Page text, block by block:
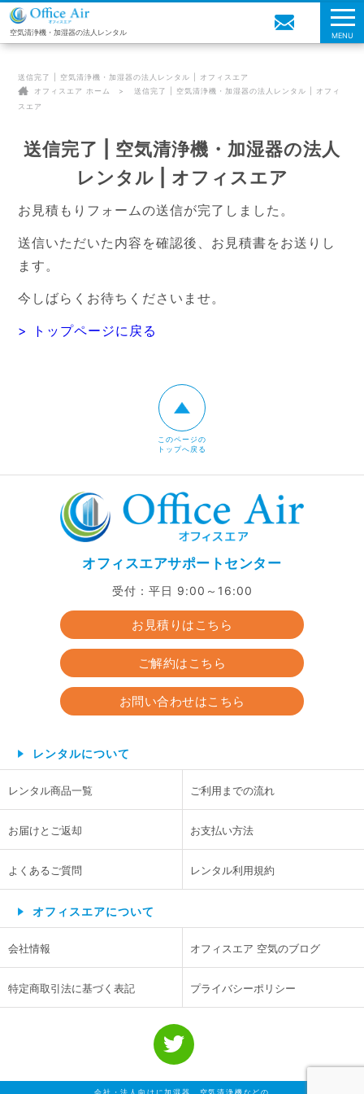
空気清浄機・加湿器の法人レンタル MENU
送信完了 | 空気清浄機・加湿器の法人レンタル | オフィスエア
オフィスエア ホーム
送信完了 | 空気清浄機・加湿器の法人レンタル | オフィ
スエア
送信完了 | 空気清浄機・加湿器の法人
レンタル | オフィスエア
お見積もりフォームの送信が完了しました。
送信いただいた内容を確認後、お見積書をお送りし
ます。
今しばらくお待ちくださいませ。
> トップページに戻る
このページの
トップへ戻る
オフィスエアサポートセンター
受付：平日 9:00～16:00
お見積りはこちら
ご解約はこちら
お問い合わせはこちら
レンタルについて
レンタル商品一覧 ご利用までの流れ
お届けとご返却 お支払い方法
よくあるご質問 レンタル利用規約
オフィスエアについて
会社情報 オフィスエア 空気のブログ
特定商取引法に基づく表記 プライバシーポリシー
会社・法人向けに加湿器、空気清浄機などの